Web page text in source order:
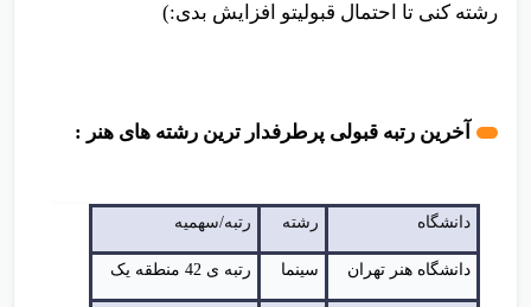
رشته کنی تا احتمال قبولیتو افزایش بدی:)
آخرین رتبه قبولی پرطرفدار ترین رشته های هنر :
دانشگاه رشته رتبه/سهمیه
دانشگاه هنر تهران سینما رتبه ی 42 منطقه یک